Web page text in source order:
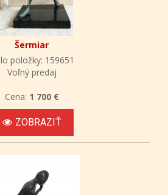
Šermiar
položky: 159651
Voľný predaj
Cena: 1 700 €
ZOBRAZIŤ